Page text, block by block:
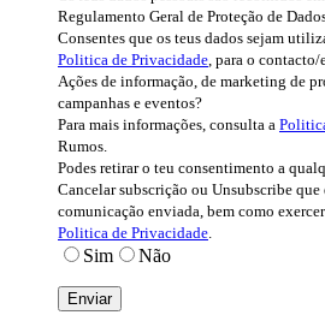
Regulamento Geral de Proteção de
Consentes que os teus dados sejam
Politica de Privacidade , para o
Ações de informação, de marketing de
campanhas e eventos?
Para mais informações, consulta a
Rumos.
Podes retirar o teu consentimento a
Cancelar subscrição ou Unsubscribe que
comunicação enviada, bem como
Politica de Privacidade
Sim Não